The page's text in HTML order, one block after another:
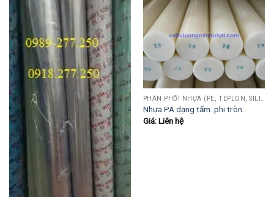
Nhựa PA dạng tấm. phi tròn..
Giá: Liên hệ